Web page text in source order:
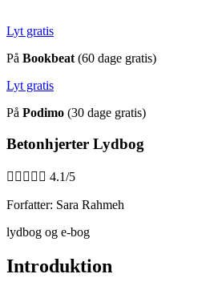
Lyt gratis
På Bookbeat (60 dage gratis)
Lyt gratis
På Podimo (30 dage gratis)
Betonhjerter Lydbog
     4.1/5
Forfatter: Sara Rahmeh
lydbog og e-bog
Introduktion